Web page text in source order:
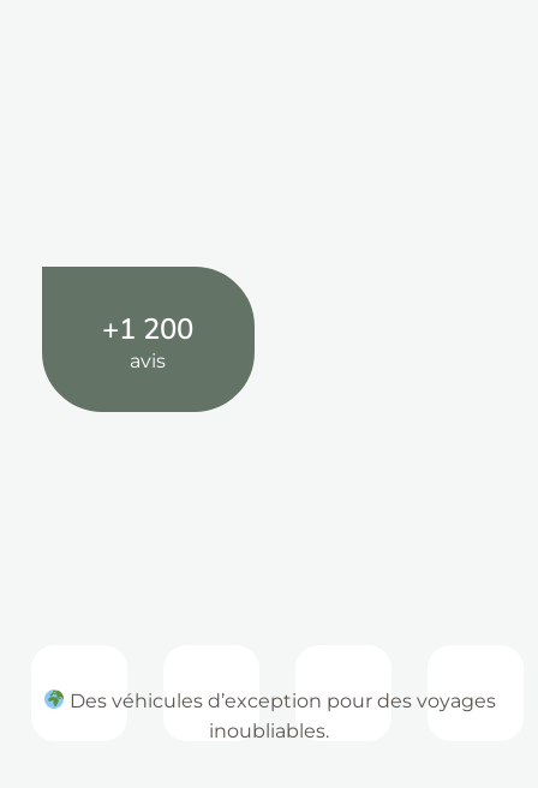
+1 200
avis
Des véhicules d’exception pour des voyages
inoubliables.